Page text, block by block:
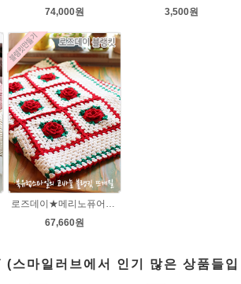
74,000원
3,500원
67,660원
스마일러브에서 인기 많은 상품들입